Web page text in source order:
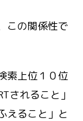
この関係性で
索上位１０位
されること」
えること」と